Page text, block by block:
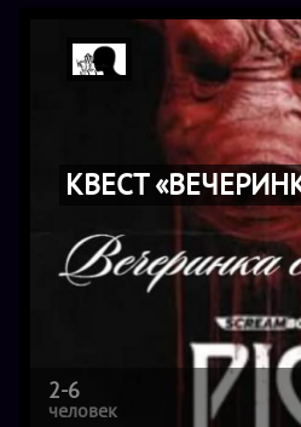
КВЕСТ
2-6
человек